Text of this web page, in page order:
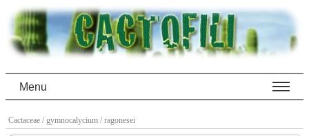
Menu
Cactaceae / gymnocalycium / ragonesei